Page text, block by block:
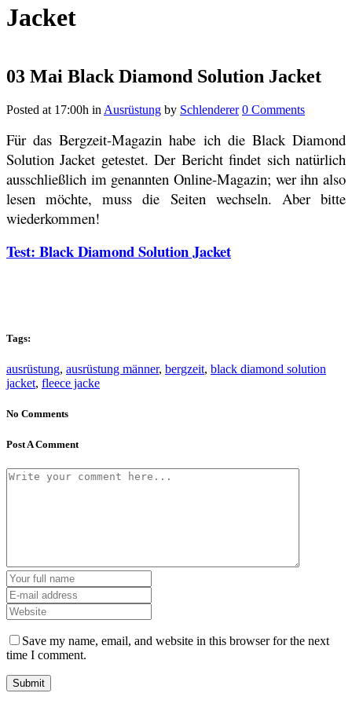
Jacket
03 Mai Black Diamond Solution Jacket
Posted at 17:00h in Ausrüstung by Schlenderer 0 Comments
Für das Bergzeit-Magazin habe ich die Black Diamond
Solution Jacket getestet. Der Bericht findet sich natürlich
ausschließlich im genannten Online-Magazin; wer ihn also
lesen möchte, muss die Seiten wechseln. Aber bitte
wiederkommen!
Test: Black Diamond Solution Jacket
Tags:
ausrüstung, ausrüstung männer, bergzeit, black diamond solution
jacket, fleece jacke
No Comments
Post A Comment
Save my name, email, and website in this browser for the next
time I comment.